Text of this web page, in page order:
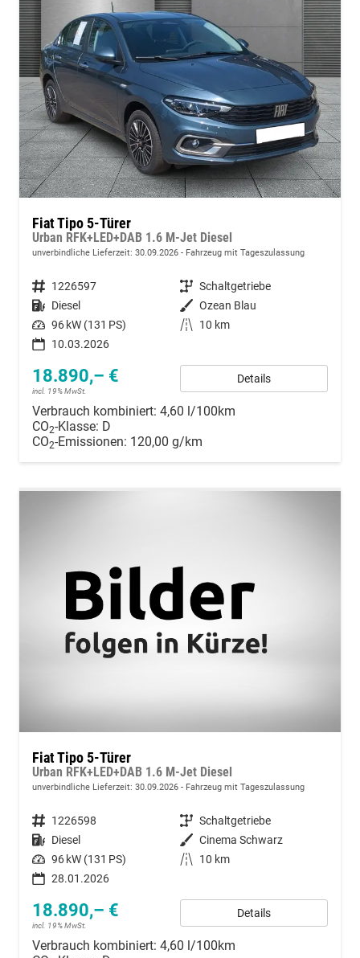
Fiat Tipo 5-Türer
Urban RFK+LED+DAB 1.6 M-Jet Diesel
unverbindliche Lieferzeit: 30.09.2026 Fahrzeug mit Tageszulassung
Fahrzeugnummer 1226597 Getriebe Schaltgetriebe
Kraftstoff Diesel Außenfarbe Ozean Blau
Leistung 96 kW (131 PS) Kilometerstand
10 km
10.03.2026
18.890,– €
incl. 19% MwSt.
Details
Verbrauch kombiniert: 4,60 l/100km
CO2-Klasse: D
CO2-Emissionen: 120,00 g/km
Fiat Tipo 5-Türer
Urban RFK+LED+DAB 1.6 M-Jet Diesel
unverbindliche Lieferzeit: 30.09.2026 Fahrzeug mit Tageszulassung
Fahrzeugnummer 1226598 Getriebe Schaltgetriebe
Kraftstoff Diesel Außenfarbe Cinema Schwarz
Leistung 96 kW (131 PS) Kilometerstand
10 km
28.01.2026
18.890,– €
incl. 19% MwSt.
Details
Verbrauch kombiniert: 4,60 l/100km